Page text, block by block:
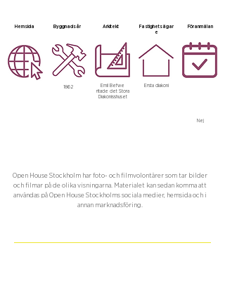
Hemsida Byggnadsår
1862
Arkitekt
Emil Befwe
ritade det Stora
Diakonisshuset
Fastighetsägar
e
Ersta diakoni
Föranmälan
Nej
Open House Stockholm har foto- och filmvolontärer som tar bilder
och filmar på de olika visningarna. Materialet kan sedan komma att
användas på Open House Stockholms sociala medier, hemsida och i
annan marknadsföring.